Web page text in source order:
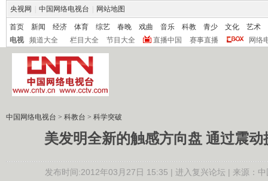
央视网 中国网络电视台 网站地图
首页 新闻 经济 体育 综艺 春晚 戏曲 音乐 科教 青少 文化
艺术
电视
频道大全 栏目大全 节目大全 直播中国 赛事直播 网络
中国网络电视台 > 科教台 > 科学突破
美发明全新的触感方向盘 通过震动
发布时间:2012年03月27日 15:35 | 进入复兴论坛| 来源：